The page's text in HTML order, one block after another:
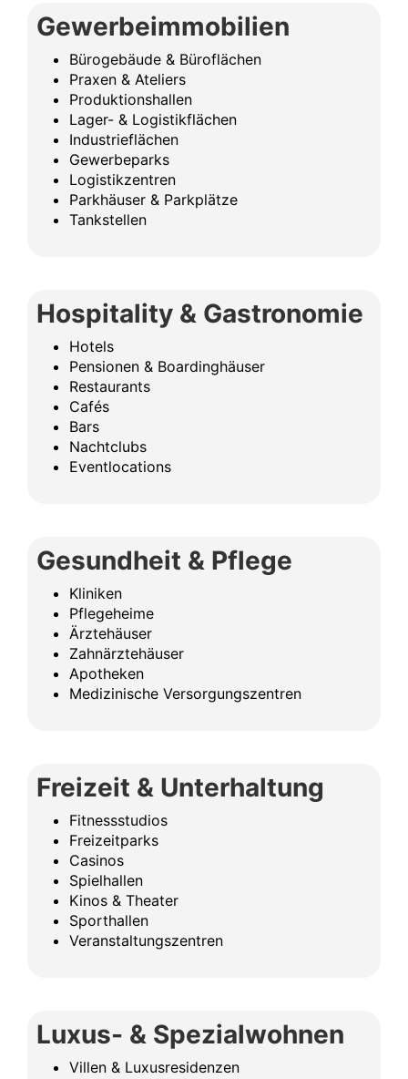
Gewerbeimmobilien
Bürogebäude & Büroflächen
Praxen & Ateliers
Produktionshallen
Lager- & Logistikflächen
Industrieflächen
Gewerbeparks
Logistikzentren
Parkhäuser & Parkplätze
Tankstellen
Hospitality & Gastronomie
Hotels
Pensionen & Boardinghäuser
Restaurants
Cafés
Bars
Nachtclubs
Eventlocations
Gesundheit & Pflege
Kliniken
Pflegeheime
Ärztehäuser
Zahnärztehäuser
Apotheken
Medizinische Versorgungszentren
Freizeit & Unterhaltung
Fitnessstudios
Freizeitparks
Casinos
Spielhallen
Kinos & Theater
Sporthallen
Veranstaltungszentren
Luxus- & Spezialwohnen
Villen & Luxusresidenzen